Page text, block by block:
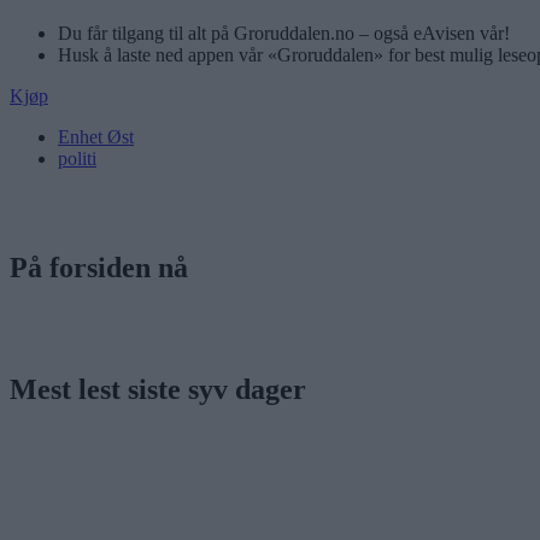
Du får tilgang til alt på Groruddalen.no – også eAvisen vår!
Husk å laste ned appen vår «Groruddalen» for best mulig
Kjøp
Enhet Øst
politi
På forsiden nå
Mest lest siste syv dager